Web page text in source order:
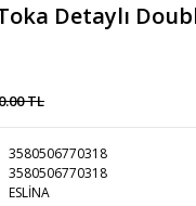
Detaylı
TL
3580506770318
3580506770318
ESLİNA